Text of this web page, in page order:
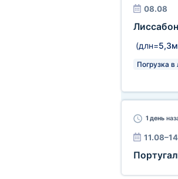
08.08
Лиссабон
(длн=5,3м
Погрузка
1 день